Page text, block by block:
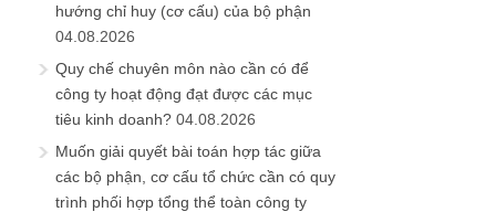
hướng chỉ huy (cơ cấu) của bộ phận
04.08.2026
Quy chế chuyên môn nào cần có để
công ty hoạt động đạt được các mục
tiêu kinh doanh? 04.08.2026
Muốn giải quyết bài toán hợp tác giữa
các bộ phận, cơ cấu tổ chức cần có quy
trình phối hợp tổng thể toàn công ty